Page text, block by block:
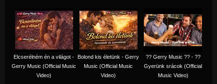
Elcserélném én a világot -
Gerry Music (Official Music
Video)
Bolond kis életünk - Gerry
Music (Official Music
Video)
?? Gerry Music ?? - ??
Gyerünk srácok (Official
Music Video)